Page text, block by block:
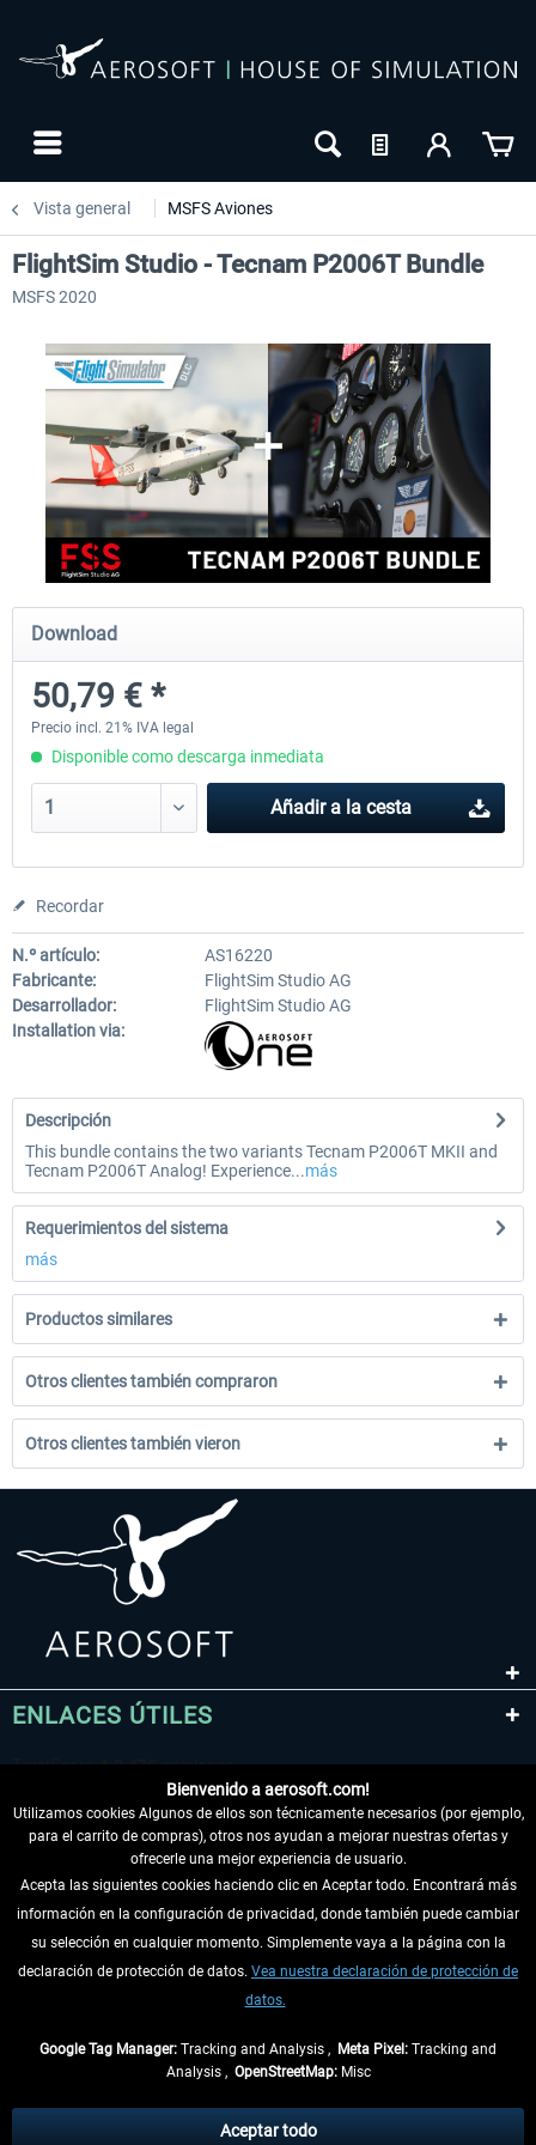
Vista general MSFS Aviones
FlightSim Studio - E-Jets 170/175
40,62 € *
FlightSim Studio - Tecnam P2006T Bundle
MSFS 2020
Download
50,79 € *
Precio incl. 21% IVA legal
Disponible como descarga inmediata
Añadir a la cesta
Recordar
N.º artículo:
AS16220
Fabricante:
FlightSim Studio AG
Desarrollador:
FlightSim Studio AG
Installation via:
Descripción
This bundle contains the two variants Tecnam P2006T MKII and
Tecnam P2006T Analog! Experience...más
Requerimientos del sistema
más
Productos similares
Otros clientes también compraron
Otros clientes también vieron
ENLACES ÚTILES
DESISTIR DEL CONTRATO
INFORMACIÓN
tasas de recepción si no se describe lo contrario
Bienvenido a aerosoft.com!
Utilizamos cookies Algunos de ellos son técnicamente necesarios (por ejemplo,
para el carrito de compras), otros nos ayudan a mejorar nuestras ofertas y
ofrecerle una mejor experiencia de usuario.
Acepta las siguientes cookies haciendo clic en Aceptar todo. Encontrará más
información en la configuración de privacidad, donde también puede cambiar
su selección en cualquier momento. Simplemente vaya a la página con la
declaración de protección de datos. Vea nuestra declaración de protección de
datos.
Google Tag Manager: Tracking and Analysis , Meta Pixel: Tracking and
Analysis , OpenStreetMap:Misc
Aceptar todo